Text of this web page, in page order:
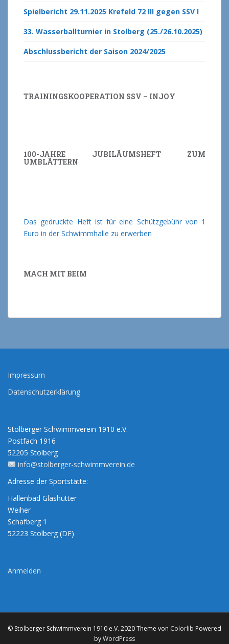
Spielbericht 29.11.2025 Krefeld 72 III gegen SSV I
33. Wasserballturnier in Stolberg (25./26.10.2025)
Abschlussbericht der Saison 2024/2025
TRAININGSKOOPERATION SSV – INJOY
100-JAHRE JUBILÄUMSHEFT ZUM
UMBLÄTTERN
Das gedruckte Heft ist für eine Schützgebühr von 1
Euro in der Schwimmhalle zu erwerben
MACH MIT BEIM
Impressum
Datenschutzerklärung
Stolberger Schwimmverein 1910 e.V.
Postfach 1916
52205 Stolberg
info@stolberger-schwimmverein.de
Adresse der Sportstätte:
Hallenbad Glashütter
Weiher
Schafberg 1
52223 Stolberg (DE)
Anmelden
© Stolberger Schwimmverein 1910 e.V. 2020 Theme von Colorlib Powered
byWordPress